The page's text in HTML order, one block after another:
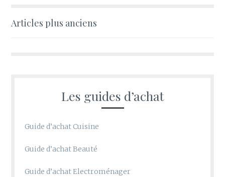
Articles plus anciens
Les guides d’achat
Guide d’achat Cuisine
Guide d’achat Beauté
Guide d’achat Electroménager